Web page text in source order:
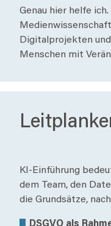
Genau hier helfe
Digitalprojekten
Menschen mit
KI-Einführung
dem Team, den
die Grundsätze,
DSGVO als